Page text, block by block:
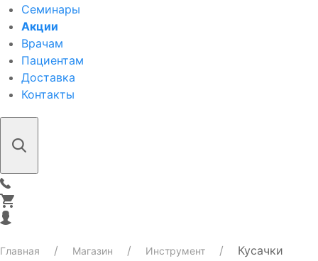
Семинары
Акции
Врачам
Пациентам
Доставка
Контакты
Главная Магазин Инструмент Кусачки